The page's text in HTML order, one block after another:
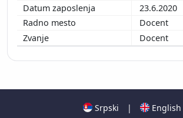
23.6.2020
Docent
Docent
Srpski | English